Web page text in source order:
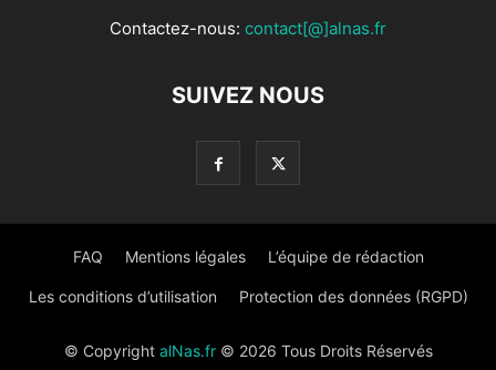
Contactez-nous: contact[@]alnas.fr
SUIVEZ NOUS
FAQ Mentions légales L’équipe de rédaction
Les conditions d’utilisation Protection des données (RGPD)
© Copyright alNas.fr© 2026 Tous Droits Réservés